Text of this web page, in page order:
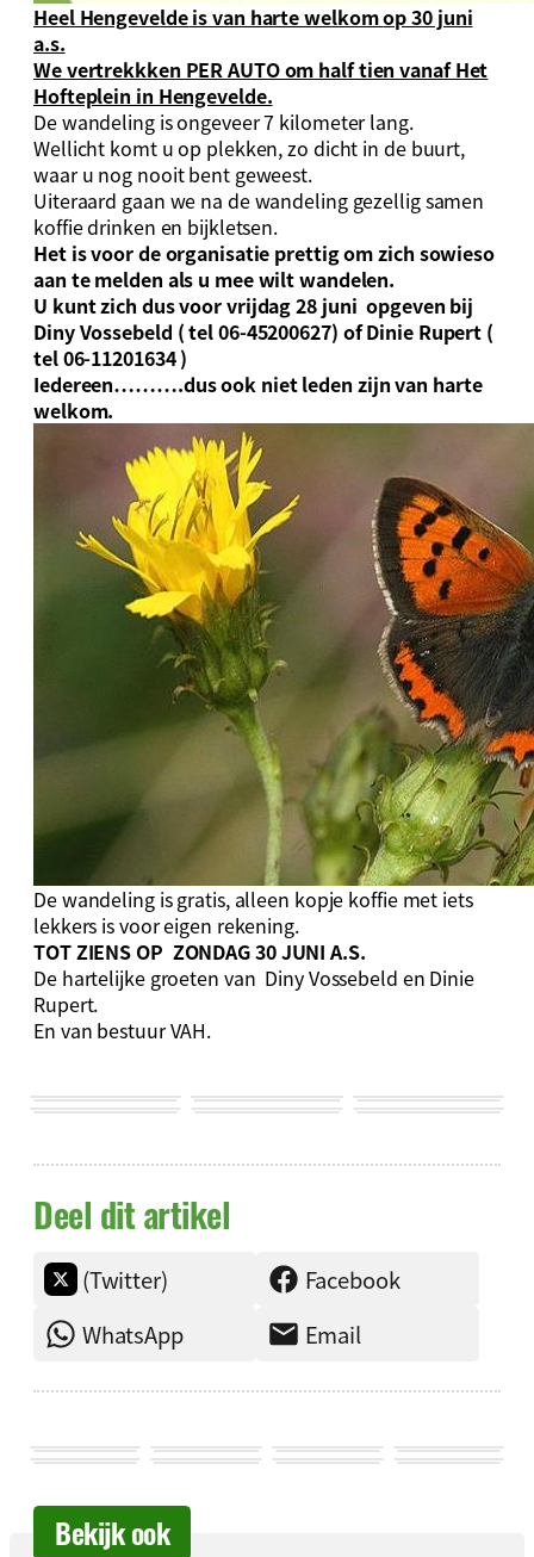
Heel Hengevelde is van harte welkomop 30 juni
a.s.
We vertrekkken PER AUTO om half tien vanaf Het
Hofteplein in Hengevelde.
De wandeling is ongeveer 7 kilometer lang.
Wellicht komt u op plekken, zo dicht in de buurt,
waar u nog nooit bent geweest.
Uiteraard gaan we na de wandeling gezellig samen
koffie drinken en bijkletsen.
Het is voor de organisatie prettig om zich sowieso
aan te melden als u mee wilt wandelen.
U kunt zich dusvoorvrijdag 28 juni opgeven bij
Diny Vossebeld ( tel06-45200627) of Dinie Rupert (
tel06-11201634)
Iedereen……….dus ook niet leden zijn van harte
welkom.
De wandeling is gratis, alleen kopje koffie met iets
lekkers is voor eigen rekening.
TOT ZIENS OP ZONDAG 30 JUNIA.S.
De hartelijke groeten van Diny Vossebeld en Dinie
Rupert.
En van bestuur VAH.
Deel dit artikel
(Twitter)
Facebook
WhatsApp
Email
Bekijk ook